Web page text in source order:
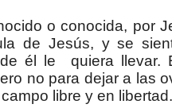
o conocida, por
de Jesús, y se
él le quiera llevar.
no para dejar a las
libre y en libertad.